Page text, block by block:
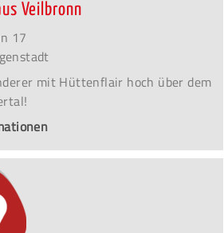
Veilbronn
17
mit Hüttenflair hoch über dem